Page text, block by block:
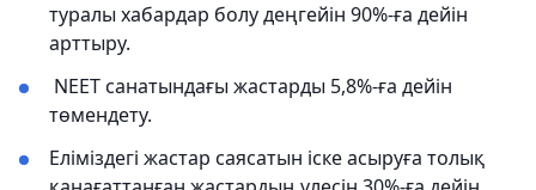
туралы хабардар болу деңгейін 90%-ға дейін
арттыру.
NEET санатындағы жастарды 5,8%-ға дейін
төмендету.
Еліміздегі жастар саясатын іске асыруға толық